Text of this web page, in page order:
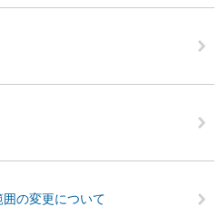
の変更について